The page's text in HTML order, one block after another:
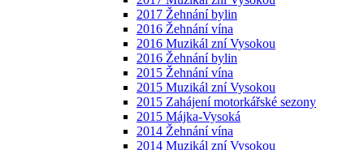
2017 Žehnání bylin
2016 Žehnání vína
2016 Muzikál zní Vysokou
2016 Žehnání bylin
2015 Žehnání vína
2015 Muzikál zní Vysokou
2015 Zahájení motorkářské sezony
2015 Májka-Vysoká
2014 Žehnání vína
2014 Muzikál zní Vysokou